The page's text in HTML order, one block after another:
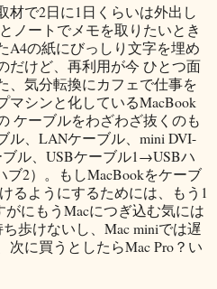
材で2日に1日くらいは外出し
ノートでメモを取りたいとき
A4の紙にびっしり文字を埋め
だけど、再利用が今 ひとつ面
、気分転換にカフェで仕事を
マシンと化しているMacBook
ケーブルをわざわざ抜くのも
ル、LANケーブル、mini DVI-
ル、USBケーブル1→USBハ
2）。もしMacBookをケーブ
るようにするためには、もう1
にもうMacにつぎ込む気には
歩けないし、Mac miniでは遅
に買うとしたらMac Pro？い